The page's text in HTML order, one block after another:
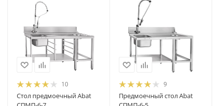
10
Стол предмоечный Abat
9
Предмоечный стол Abat